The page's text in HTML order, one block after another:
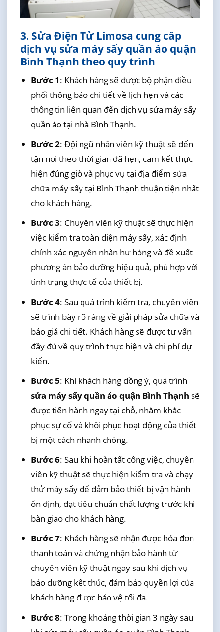
3. Sửa Điện Tử Limosa cung cấp
dịch vụ sửa máy sấy quần áo quận
Bình Thạnh theo quy trình
Bước 1: Khách hàng sẽ được bộ phận điều
phối thông báo chi tiết về lịch hẹn và các
thông tin liên quan đến dịch vụ sửa máy sấy
quần áo tại nhà Bình Thạnh.
Bước 2: Đội ngũ nhân viên kỹ thuật sẽ đến
tận nơi theo thời gian đã hẹn, cam kết thực
hiện đúng giờ và phục vụ tại địa điểm sửa
chữa máy sấy tại Bình Thạnh thuận tiện nhất
cho khách hàng.
Bước 3: Chuyên viên kỹ thuật sẽ thực hiện
việc kiểm tra toàn diện máy sấy, xác định
chính xác nguyên nhân hư hỏng và đề xuất
phương án bảo dưỡng hiệu quả, phù hợp với
tình trạng thực tế của thiết bị.
Bước 4: Sau quá trình kiểm tra, chuyên viên
sẽ trình bày rõ ràng về giải pháp sửa chữa và
báo giá chi tiết. Khách hàng sẽ được tư vấn
đầy đủ về quy trình thực hiện và chi phí dự
kiến.
Bước 5: Khi khách hàng đồng ý, quá trình
sửa máy sấy quần áo quận Bình Thạnh sẽ
được tiến hành ngay tại chỗ, nhằm khắc
phục sự cố và khôi phục hoạt động của thiết
bị một cách nhanh chóng.
Bước 6: Sau khi hoàn tất công việc, chuyên
viên kỹ thuật sẽ thực hiện kiểm tra và chạy
thử máy sấy để đảm bảo thiết bị vận hành
ổn định, đạt tiêu chuẩn chất lượng trước khi
bàn giao cho khách hàng.
Bước 7: Khách hàng sẽ nhận được hóa đơn
thanh toán và chứng nhận bảo hành từ
chuyên viên kỹ thuật ngay sau khi dịch vụ
bảo dưỡng kết thúc, đảm bảo quyền lợi của
khách hàng được bảo vệ tối đa.
Bước 8: Trong khoảng thời gian 3 ngày sau